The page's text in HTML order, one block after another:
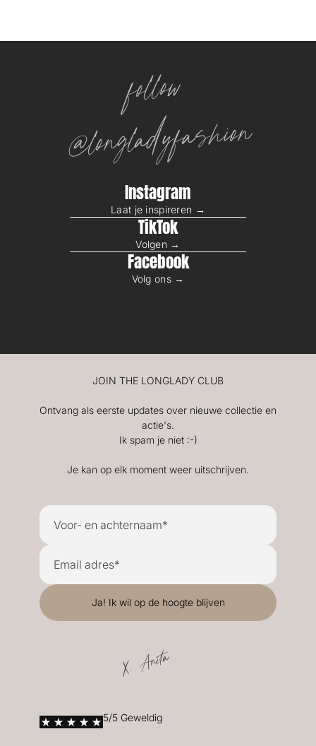
follow
@longladyfashion
Instagram
Laat je inspireren →
TikTok
Volgen →
Facebook
Volg ons →
JOIN THE LONGLADY CLUB
Ontvang als eerste updates over nieuwe collectie en
actie's.
Ik spam je niet :-)
Je kan op elk moment weer uitschrijven.
X. Anita
5/5 Geweldig